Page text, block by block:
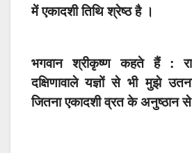
में एकादशी तिथि श्रेष्ठ है ।
भगवान श्रीकृष्ण कहते हैं :
दक्षिणावाले यज्ञों से भी मुझे
जितना एकादशी व्रत के अनुष्ठान से